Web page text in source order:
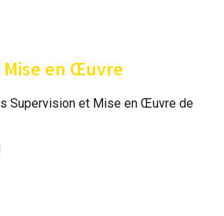
en Œuvre
Supervision et Mise en Œuvre de